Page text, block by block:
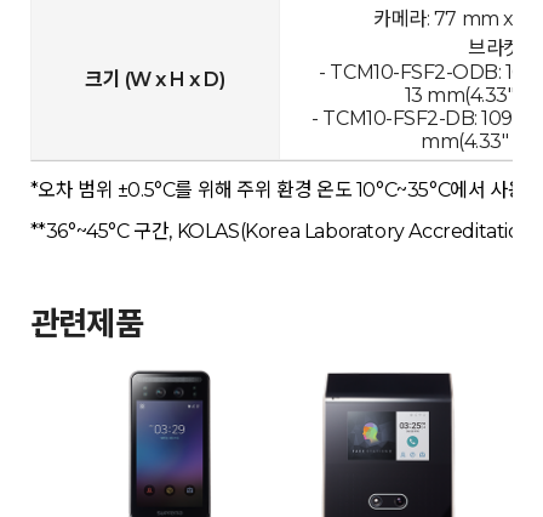
크기 (W x H x D)
카메라: 77 mm x
브라켓
- TCM10-FSF2-ODB:
13 mm(4.33" x
- TCM10-FSF2-DB:
mm(4.33" x
*오차 범위 ±0.5°C를 위해 주위 환경 온도 10°C~35°C에서 사용
**36°~45°C 구간, KOLAS(Korea Laboratory Accreditation
관련제품